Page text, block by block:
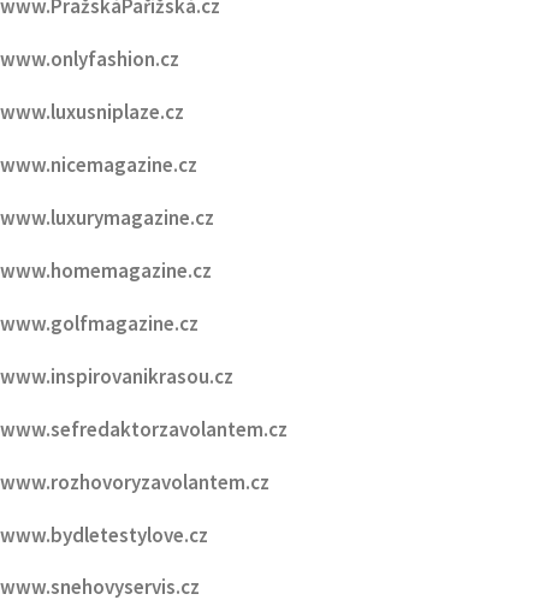
PORTÁLY HMG :
www.PražskáPařížská.cz
www.onlyfashion.cz
www.luxusniplaze.cz
www.nicemagazine.cz
www.luxurymagazine.cz
www.homemagazine.cz
www.golfmagazine.cz
www.inspirovanikrasou.cz
www.sefredaktorzavolantem.cz
www.rozhovoryzavolantem.cz